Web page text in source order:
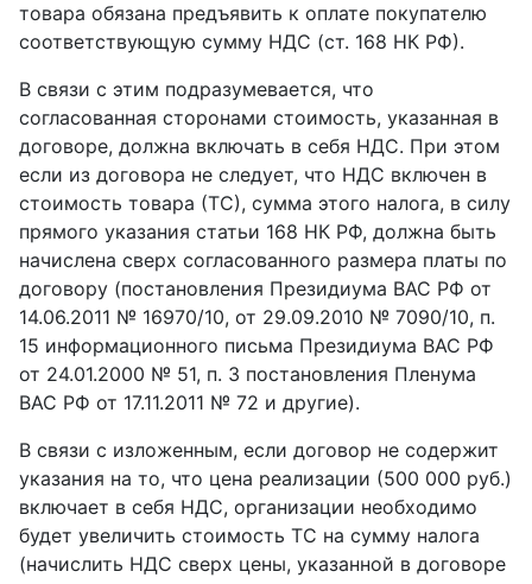
товара обязана предъявить к оплате покупателю
соответствующую сумму НДС (ст. 168 НК РФ).
В связи с этим подразумевается, что
согласованная сторонами стоимость, указанная в
договоре, должна включать в себя НДС. При этом
если из договора не следует, что НДС включен в
стоимость товара (ТС), сумма этого налога, в силу
прямого указания статьи 168 НК РФ, должна быть
начислена сверх согласованного размера платы по
договору (постановления Президиума ВАС РФ от
14.06.2011 № 16970/10, от 29.09.2010 № 7090/10, п.
15 информационного письма Президиума ВАС РФ
от 24.01.2000 № 51, п. 3 постановления Пленума
ВАС РФ от 17.11.2011 № 72 и другие).
В связи с изложенным, если договор не содержит
указания на то, что цена реализации (500 000 руб.)
включает в себя НДС, организации необходимо
будет увеличить стоимость ТС на сумму налога
(начислить НДС сверх цены, указанной в договоре